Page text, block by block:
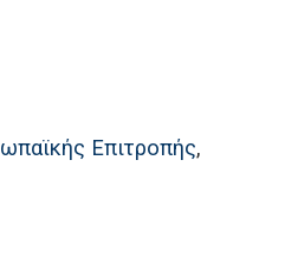
Επιτροπής,